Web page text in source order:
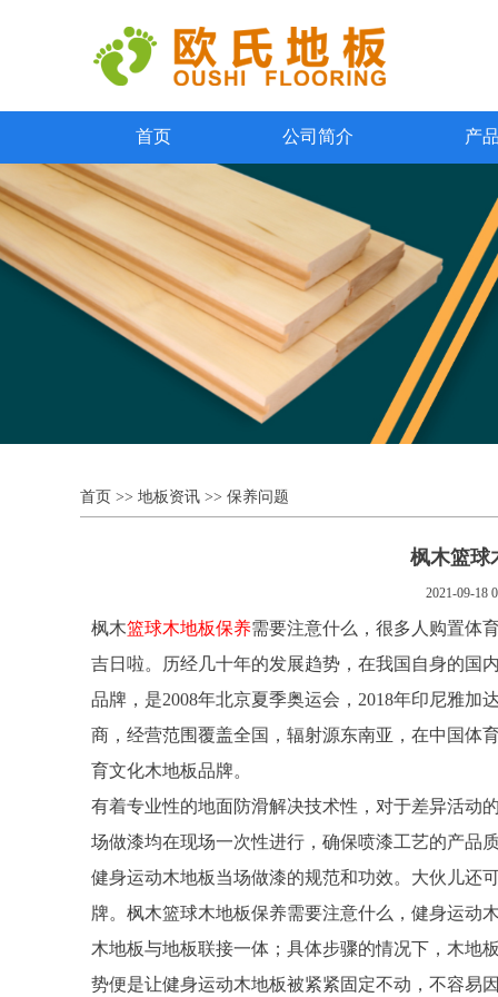
首页 公司简介 产
首页 >> 地板资讯 >> 保养问题
枫木篮球
2021-09-18
枫木篮球木地板保养需要注意什么，很多人购置体
吉日啦。历经几十年的发展趋势，在我国自身的国
品牌，是2008年北京夏季奥运会，2018年印尼雅
商，经营范围覆盖全国，辐射源东南亚，在中国体
育文化木地板品牌。
有着专业性的地面防滑解决技术性，对于差异活动
场做漆均在现场一次性进行，确保喷漆工艺的产品
健身运动木地板当场做漆的规范和功效。大伙儿还
牌。枫木篮球木地板保养需要注意什么，健身运动
木地板与地板联接一体；具体步骤的情况下，木地
势便是让健身运动木地板被紧紧固定不动，不容易